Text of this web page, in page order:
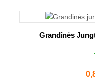
Grandinės